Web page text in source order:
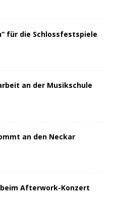
für die Schlossfestspiele
an der Musikschule
an den Neckar
Afterwork-Konzert